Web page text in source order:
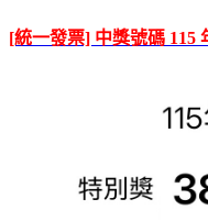
[統一發票] 中獎號碼 115